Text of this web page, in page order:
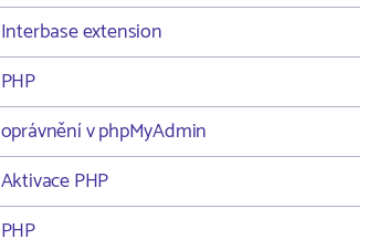
Interbase extension
PHP
oprávnění v phpMyAdmin
Aktivace PHP
PHP